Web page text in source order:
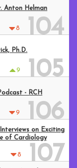
8 104
Anton Helman
9 105
Ph.D.
9 106
- RCH
8 107
on Exciting
of Cardiology